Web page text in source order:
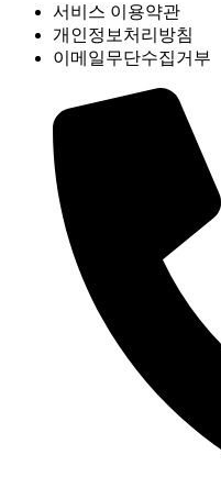
서비스 이용약관
개인정보처리방침
이메일무단수집거부